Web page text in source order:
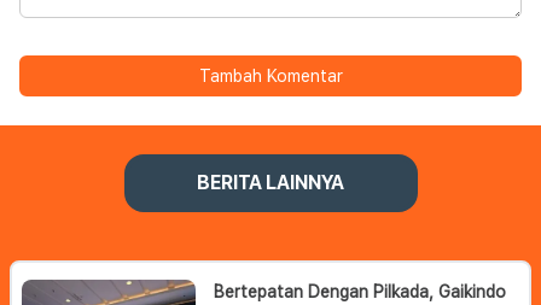
Tambah Komentar
BERITA LAINNYA
Bertepatan Dengan Pilkada, Gaikindo